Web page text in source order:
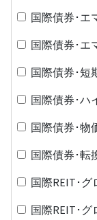
国際債券･エ
国際債券･エ
国際債券･短
国際債券･ハ
国際債券･物
国際債券･転
国際REIT･グ
国際REIT･グ